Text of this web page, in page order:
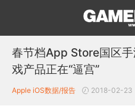
春节档App Store国区
戏产品正在“逼宫”
Apple iOS数据/报告 2018-02-23